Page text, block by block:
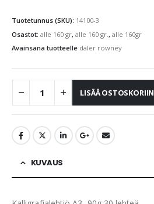
Tuotetunnus (SKU): 14100-3
Osastot: alle 160 gr, alle 160 gr. , alle 160gr
Avainsana tuotteelle daler rowney
LISÄÄ OSTOSKORIIN
KUVAUS